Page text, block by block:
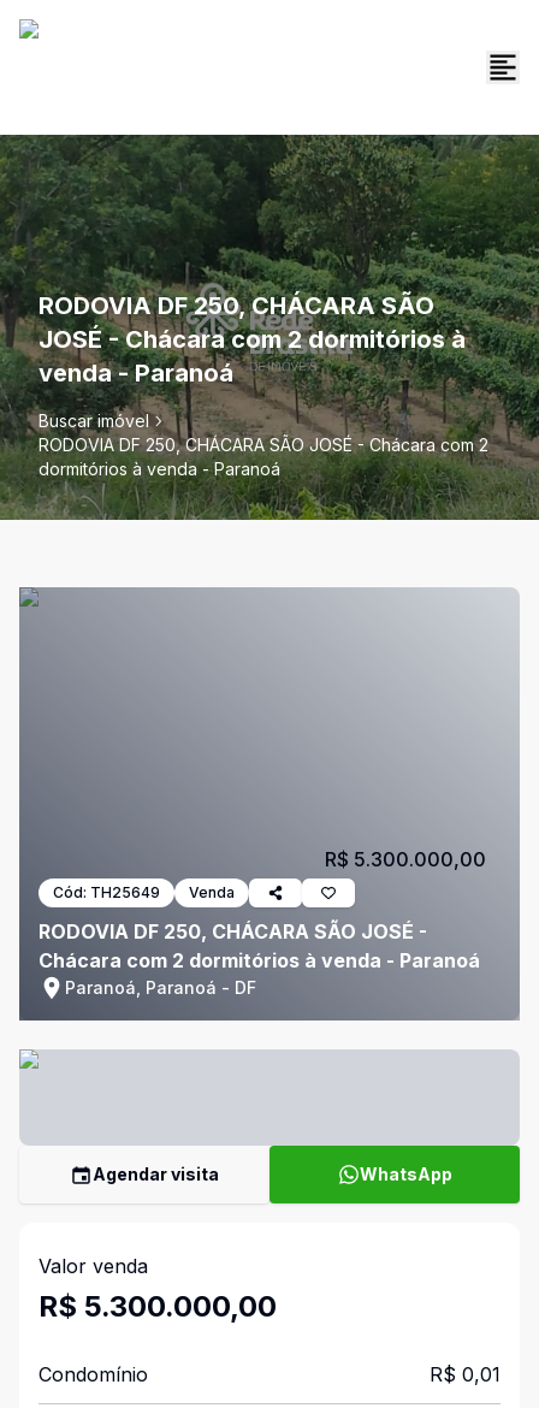
RODOVIA DF 250, CHÁCARA SÃO
JOSÉ - Chácara com 2 dormitórios à
venda - Paranoá
Buscar imóvel
RODOVIA DF 250, CHÁCARA SÃO JOSÉ - Chácara com 2
dormitórios à venda - Paranoá
Cód: TH25649 Venda
RODOVIA DF 250, CHÁCARA SÃO JOSÉ -
Chácara com 2 dormitórios à venda - Paranoá
Paranoá, Paranoá - DF
R$ 5.300.000,00
Agendar visita WhatsApp
Valor venda
R$ 5.300.000,00
Condomínio R$ 0,01